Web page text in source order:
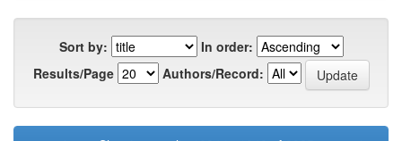
Sort by:
In order:
Results/Page
Authors/Record: